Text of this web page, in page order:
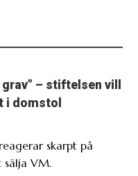
– stiftelsen vill
i domstol
skarpt på
sälja VM.